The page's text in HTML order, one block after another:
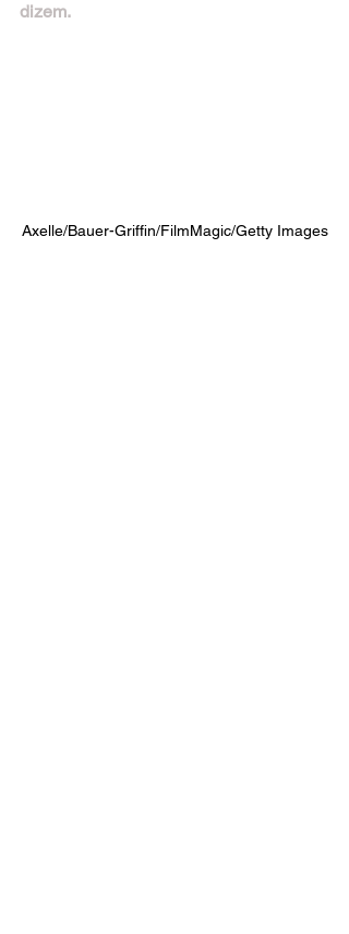
dizem.
Axelle/Bauer-Griffin/FilmMagic/Getty Images